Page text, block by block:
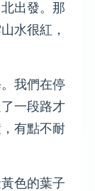
出發。那
水很紅，
我們在停
一段路才
有點不耐
色的葉子